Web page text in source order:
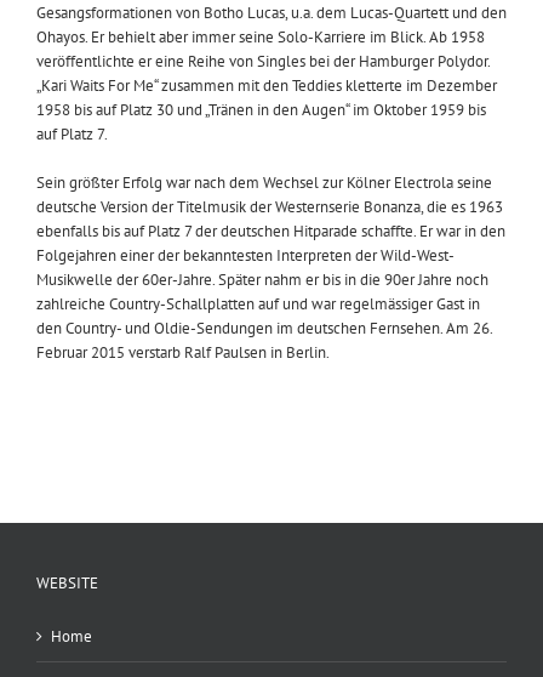
Gesangsformationen von Botho Lucas, u.a. dem Lucas-Quartett und den
Ohayos. Er behielt aber immer seine Solo-Karriere im Blick. Ab 1958
veröffentlichte er eine Reihe von Singles bei der Hamburger Polydor.
„Kari Waits For Me“ zusammen mit den Teddies kletterte im Dezember
1958 bis auf Platz 30 und „Tränen in den Augen“ im Oktober 1959 bis
auf Platz 7.
Sein größter Erfolg war nach dem Wechsel zur Kölner Electrola seine
deutsche Version der Titelmusik der Westernserie Bonanza, die es 1963
ebenfalls bis auf Platz 7 der deutschen Hitparade schaffte. Er war in den
Folgejahren einer der bekanntesten Interpreten der Wild-West-
Musikwelle der 60er-Jahre. Später nahm er bis in die 90er Jahre noch
zahlreiche Country-Schallplatten auf und war regelmässiger Gast in
den Country- und Oldie-Sendungen im deutschen Fernsehen. Am 26.
Februar 2015 verstarb Ralf Paulsen in Berlin.
WEBSITE
Home